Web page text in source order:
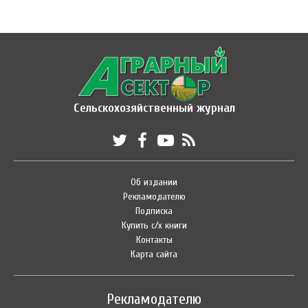
Сельскохозяйственный журнал
Об издании
Рекламодателю
Подписка
Купить с/х книги
Контакты
Карта сайта
Рекламодателю